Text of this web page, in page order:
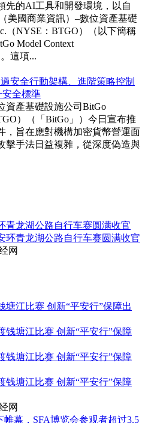
先的AI工具和開發環境，以自
美國商業資訊）–數位資產基礎
（NYSE：BTGO）（以下簡稱
Model Context
這項...
安全行動架構、進階策略控制
全標準
資產基礎設施公司BitGo
）（「BitGo」）今日宣布推
，旨在應對機構加密貨幣營運面
擊手法日益複雜，從深度偽造與
青龙湖公路自行车赛圆满收官
网
塘江比赛 创新“平安行”保障出
网